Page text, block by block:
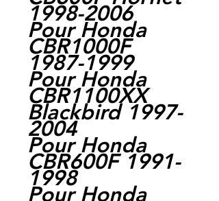
1998-2006
Pour Honda
CBR1000F
1987-1999
Pour Honda
CBR1100XX
Blackbird 1997-
2004
Pour Honda
CBR600F 1991-
1998
Pour Honda